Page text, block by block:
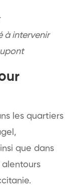
à intervenir
les quartiers
que dans
alentours